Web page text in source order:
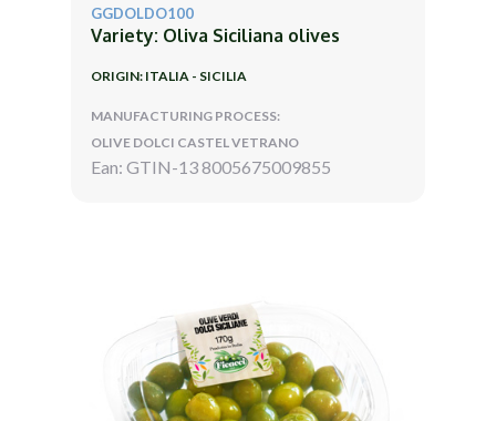
GGDOLDO100
Variety: Oliva Siciliana olives
ORIGIN: ITALIA - SICILIA
MANUFACTURING PROCESS:
OLIVE DOLCI CASTEL VETRANO
Ean: GTIN-13 8005675009855